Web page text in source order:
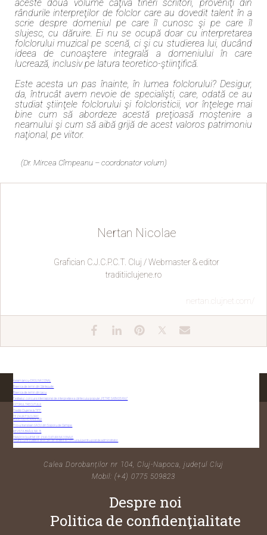
aceste două volume câţiva tineri scriitori, proveniţi din
rândurile interpreţilor de folclor care au dovedit talent în a
scrie despre domeniul pe care îl cunosc şi pe care îl
slujesc, cu dăruire. Ei nu se ocupă doar cu interpretarea
folclorului muzical pe scenă, ci şi cu studierea lui, ducând
ideea de cunoaştere integrală a domeniului în care
lucrează, inclusiv pe latura teoretico-ştiinţifică.
Este acesta un pas înainte, în lumea folclorului? Desigur,
da, întrucât avem nevoie de specialişti, care, odată ce au
studiat ştiinţele folclorului şi folcloristicii, vor înţelege mai
bine cum să abordeze acestă preţioasă moştenire a
neamului şi cum să aibă grijă de acest valoros patrimoniu
naţional, pe viitor.
(Dr. Mircea Cîmpeanu – coordonator volum)
Nertan Nicolae
Grafician C.J.C.P.C.T. Cluj / Webmaster & editor
traditiiclujene.ro
nertan.clujnet.com/
Avram Iancu- EROU NAȚIONAL
Biserica de lemn din Sântejude
Biserica de lemn din Lacu
Festivalul concurs internațional de interpretare a cântecului popular „PETRE SĂBĂDEANU“
VIITORUL TRECUTULUI
Tradiții Clujene la TIFF
TEZAUR FOLCLORIC
BUGETUL PE ANUL 2022
Trio-ul transilvan GACIU din Soporu de Campie
REVISTA BRÂUL NR. 15
TRADIȚII CLUJENE DE ZIUA CULTURII NAȚIONALE
Anunț cu rezultatele selecției de dosare la concursul pentru post de administrator
Calea Dorobanților nr 104, Cluj-Napoca, județul Cluj
Mobil: (+4) 0775 509823
Despre noi
Politica de confidenţialitate